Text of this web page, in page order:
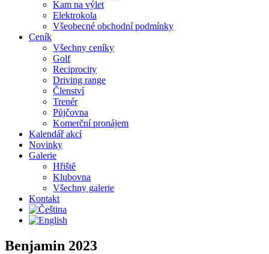
Kam na výlet
Elektrokola
Všeobecné obchodní podmínky
Ceník
Všechny ceníky
Golf
Reciprocity
Driving range
Členství
Trenér
Půjčovna
Komerční pronájem
Kalendář akcí
Novinky
Galerie
Hřiště
Klubovna
Všechny galerie
Kontakt
Benjamin 2023